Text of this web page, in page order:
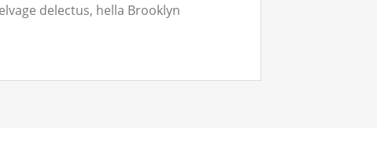
delectus, hella Brooklyn